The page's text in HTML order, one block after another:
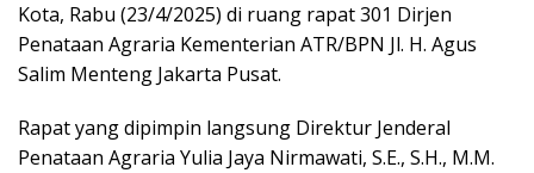
Kota, Rabu (23/4/2025) di ruang rapat 301 Dirjen
Penataan Agraria Kementerian ATR/BPN Jl. H. Agus
Salim Menteng Jakarta Pusat.
Rapat yang dipimpin langsung Direktur Jenderal
Penataan Agraria Yulia Jaya Nirmawati, S.E., S.H., M.M.